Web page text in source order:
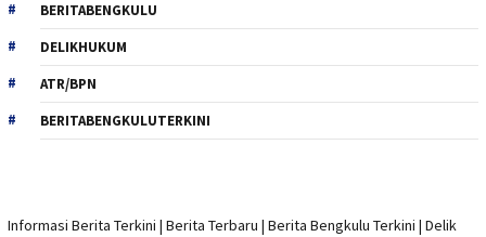
BERITABENGKULU
DELIKHUKUM
ATR/BPN
BERITABENGKULUTERKINI
Informasi Berita Terkini | Berita Terbaru | Berita Bengkulu Terkini | Delik